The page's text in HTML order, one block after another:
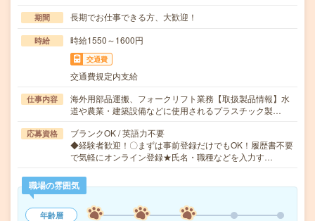
期間 長期でお仕事できる方、大歓迎！
時給 時給1550～1600円
交通費
交通費規定内支給
仕事内容
海外用部品運搬、フォークリフト業務【取扱製品情報】水
道や農業・建築設備などに使用されるプラスチック製…
応募資格
ブランクOK / 英語力不要
◆経験者歓迎！〇まずは事前登録だけでもOK！履歴書不要
で気軽にオンライン登録★氏名・職種などを入力す…
職場の雰囲気
年齢層